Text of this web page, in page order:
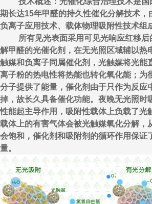
期长达15年甲醛的持久性催化分解技术，
负离子应用技术、载体物理吸附性技术组
所有见光表面采用可见光响应红移后
解甲醛的光催化剂，在无光照区域辅以热
触媒和负离子同属催化剂，光触媒将光能
离子粉的热电性将热能也转化氧化能；为
分子提供了能量，催化剂由于只作为反应
掉，故长久具备催化功能。夜晚无光照时
性能起主导作用，吸附性载体上负载了光
载体上的有害气体会被光触媒氧化分解，
会饱和，催化剂和吸附剂的循环作用保证
量。